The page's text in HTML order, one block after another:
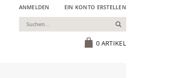
ANMELDEN EIN KONTO ERSTELLEN
0 ARTIKEL
Suchen